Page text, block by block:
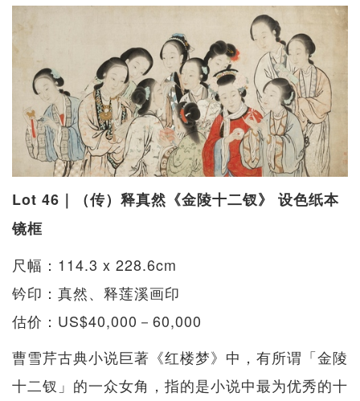
Lot 46｜（传）释真然《金陵十二钗》 设色纸本
镜框
尺幅：114.3 x 228.6cm
钤印：真然、释莲溪画印
估价：US$40,000－60,000
曹雪芹古典小说巨著《红楼梦》中，有所谓「金陵
十二钗」的一众女角，指的是小说中最为优秀的十